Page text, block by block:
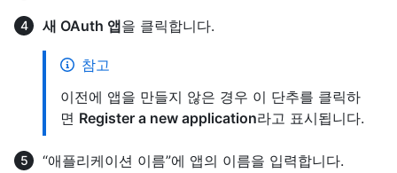
새 OAuth 앱을 클릭합니다.
참고
이전에 앱을 만들지 않은 경우 이 단추를 클릭하
면 Register a new application라고 표시됩니다.
“애플리케이션 이름”에 앱의 이름을 입력합니다.